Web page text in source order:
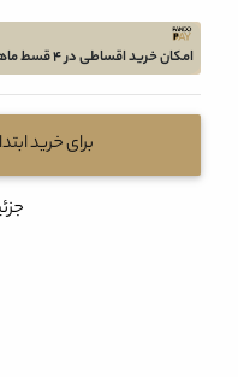
امکان خرید اقساطی در 4 قسط ماهیانه 2435550 تومان بدون سود و چک
برای خرید